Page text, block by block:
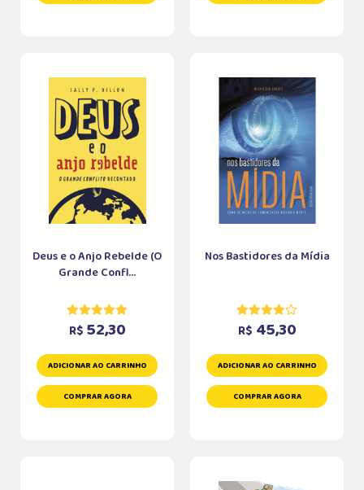
Deus e o Anjo Rebelde (O
Grande Confl...
R$ 52,30
ADICIONAR AO CARRINHO
COMPRAR AGORA
Nos Bastidores da Mídia
R$ 45,30
ADICIONAR AO CARRINHO
COMPRAR AGORA